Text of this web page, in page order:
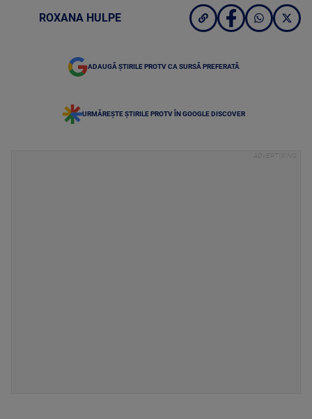
ROXANA HULPE
ADAUGĂ ȘTIRILE PROTV CA SURSĂ PREFERATĂ
URMĂREȘTE ȘTIRILE PROTV ÎN GOOGLE DISCOVER